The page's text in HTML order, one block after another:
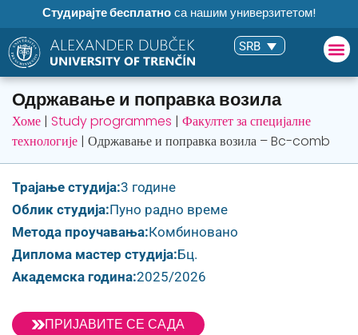
Студирајте бесплатноса нашим универзитетом!
SRB
Одржавање и поправка возила
Хоме | Study programmes | Факултет за специјалне
технологије | Одржавање и поправка возила – Bc-comb
Трајање студија:3 године
Облик студија:Пуно радно време
Метода проучавања:Комбиновано
Диплома мастер студија:Бц.
Академска година:2025/2026
ПРИЈАВИТЕ СЕ САДА